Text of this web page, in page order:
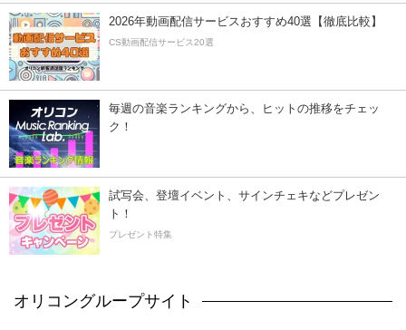
2026年動画配信サービスおすすめ40選【徹底比較】
CS動画配信サービス20選
毎週の音楽ランキングから、ヒットの推移をチェッ
ク！
試写会、登壇イベント、サインチェキなどプレゼン
ト！
プレゼント特集
オリコングループサイト